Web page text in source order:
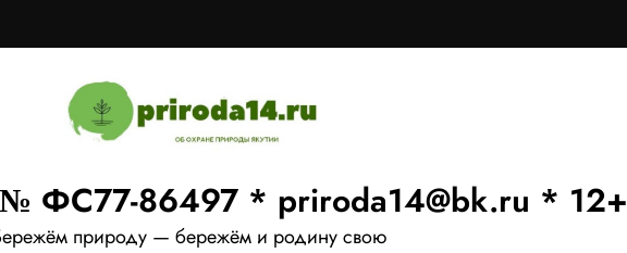
ФС77-86497 * priroda14@bk.ru * 12+
природу — бережём и родину свою